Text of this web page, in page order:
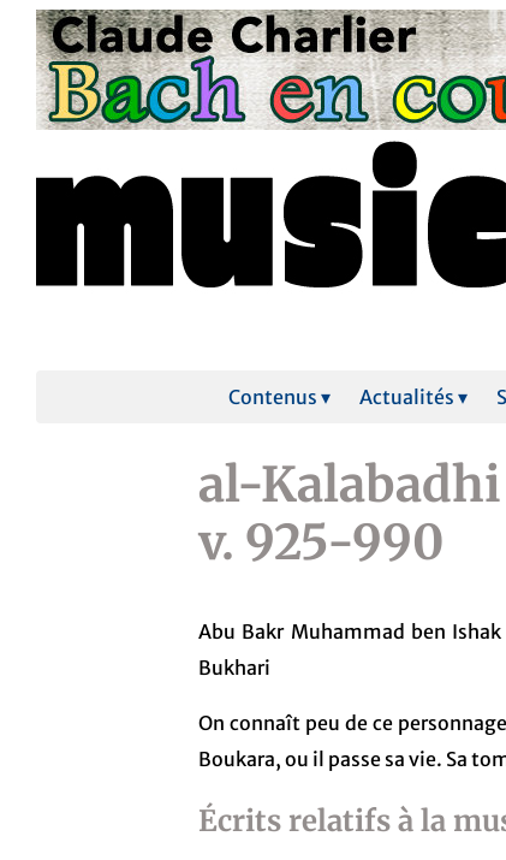
Contenus ▾ Actualités ▾
al-Kalabadhi
v. 925-990
Abu Bakr Muhammad ben
Bukhari
On connaît peu de ce
Boukara, ou il passe sa vie. Sa
Écrits relatifs à la